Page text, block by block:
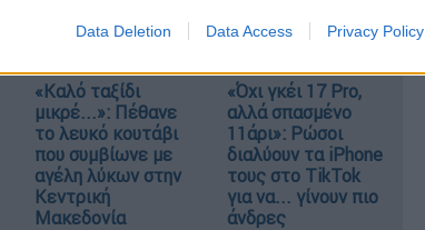
Data Deletion Data Access Privacy Policy
«Καλό ταξίδι
μικρέ...»: Πέθανε
το λευκό κουτάβι
που συμβίωνε με
αγέλη λύκων στην
Κεντρική
Μακεδονία
«Όχι γκέι 17 Pro,
αλλά σπασμένο
11άρι»: Ρώσοι
διαλύουν τα iPhone
τους στο TikTok
για να... γίνουν πιο
άνδρες